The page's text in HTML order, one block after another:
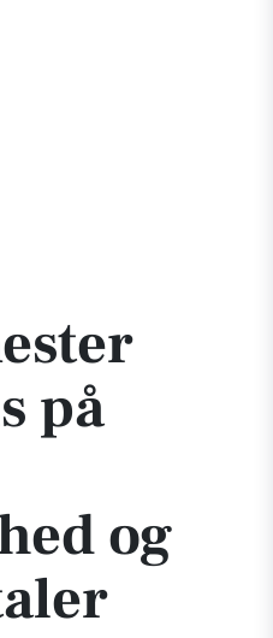
på kvalitet, ordentlighed og
på
og